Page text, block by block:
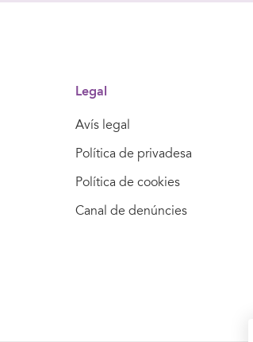
Legal
Avís legal
Política de privadesa
Política de cookies
Canal de denúncies